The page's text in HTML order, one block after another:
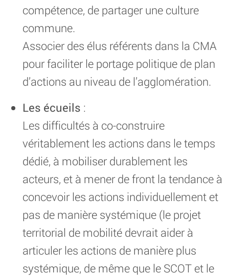
compétence, de partager une culture
commune.
Associer des élus référents dans la CMA
pour faciliter le portage politique de plan
d’actions au niveau de l’agglomération.
Les écueils :
Les difficultés à co-construire
véritablement les actions dans le temps
dédié, à mobiliser durablement les
acteurs, et à mener de front la tendance à
concevoir les actions individuellement et
pas de manière systémique (le projet
territorial de mobilité devrait aider à
articuler les actions de manière plus
systémique, de même que le SCOT et le